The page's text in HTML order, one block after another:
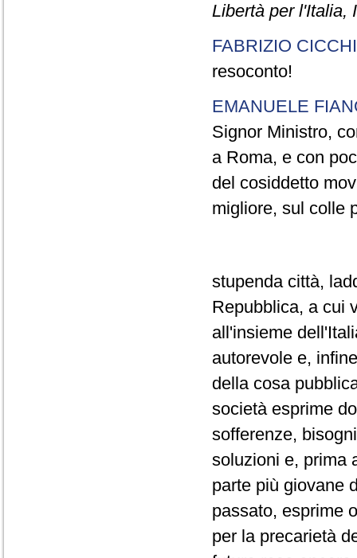
Libertà per l'Italia,
FABRIZIO
resoconto!
EMANUELE
Signor Ministro,
a Roma, e con
del cosiddetto
migliore, sul colle
stupenda città,
Repubblica, a cui
all'insieme
autorevole e,
della cosa
società esprime
sofferenze,
soluzioni e, prima
parte più giovane
passato, esprime
per la precarietà